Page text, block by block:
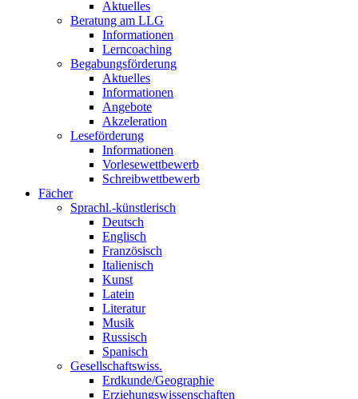
Aktuelles
Beratung am LLG
Informationen
Lerncoaching
Begabungsförderung
Aktuelles
Informationen
Angebote
Akzeleration
Leseförderung
Informationen
Vorlesewettbewerb
Schreibwettbewerb
Fächer
Sprachl.-künstlerisch
Deutsch
Englisch
Französisch
Italienisch
Kunst
Latein
Literatur
Musik
Russisch
Spanisch
Gesellschaftswiss.
Erdkunde/Geographie
Erziehungswissenschaften